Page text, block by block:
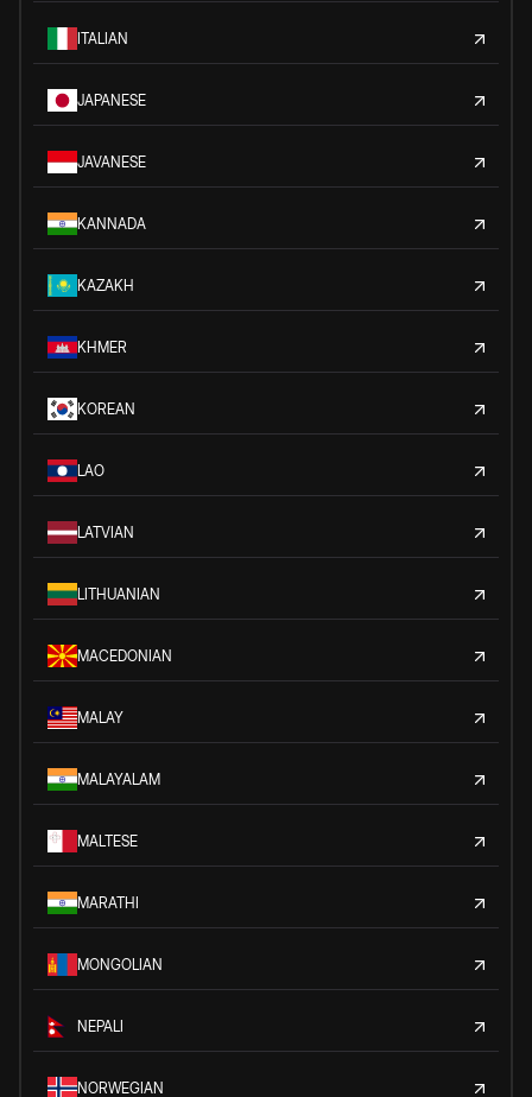
ITALIAN
JAPANESE
JAVANESE
KANNADA
KAZAKH
KHMER
KOREAN
LAO
LATVIAN
LITHUANIAN
MACEDONIAN
MALAY
MALAYALAM
MALTESE
MARATHI
MONGOLIAN
NEPALI
NORWEGIAN